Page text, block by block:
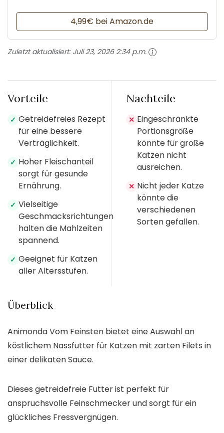
4,99€ bei Amazon.de
Zuletzt aktualisiert: Juli 23, 2026 2:34 p.m.
Vorteile
✓ Getreidefreies Rezept
für eine bessere
Verträglichkeit.
✓ Hoher Fleischanteil
sorgt für gesunde
Ernährung.
✓ Vielseitige
Geschmacksrichtungen
halten die Mahlzeiten
spannend.
✓ Geeignet für Katzen
aller Altersstufen.
Nachteile
✕ Eingeschränkte
Portionsgröße
könnte für große
Katzen nicht
ausreichen.
✕ Nicht jeder Katze
könnte die
verschiedenen
Sorten gefallen.
Überblick
Animonda Vom Feinsten bietet eine Auswahl an
köstlichem Nassfutter für Katzen mit zarten Filets in
einer delikaten Sauce.
Dieses getreidefreie Futter ist perfekt für
anspruchsvolle Feinschmecker und sorgt für ein
glückliches Fressvergnügen.